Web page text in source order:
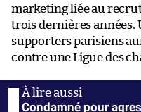
marketing liée au
trois dernières années.
supporters parisiens
contre une Ligue des
Condamné pour